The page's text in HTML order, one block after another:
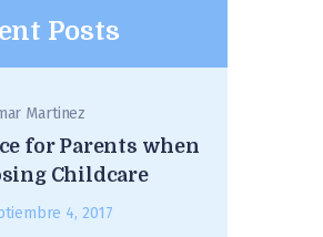
Posts
Martinez
for Parents when
Childcare
4, 2017